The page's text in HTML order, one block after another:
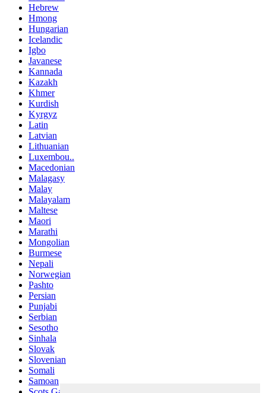
Hebrew
Hmong
Hungarian
Icelandic
Igbo
Javanese
Kannada
Kazakh
Khmer
Kurdish
Kyrgyz
Latin
Latvian
Lithuanian
Luxembou..
Macedonian
Malagasy
Malay
Malayalam
Maltese
Maori
Marathi
Mongolian
Burmese
Nepali
Norwegian
Pashto
Persian
Punjabi
Serbian
Sesotho
Sinhala
Slovak
Slovenian
Somali
Samoan